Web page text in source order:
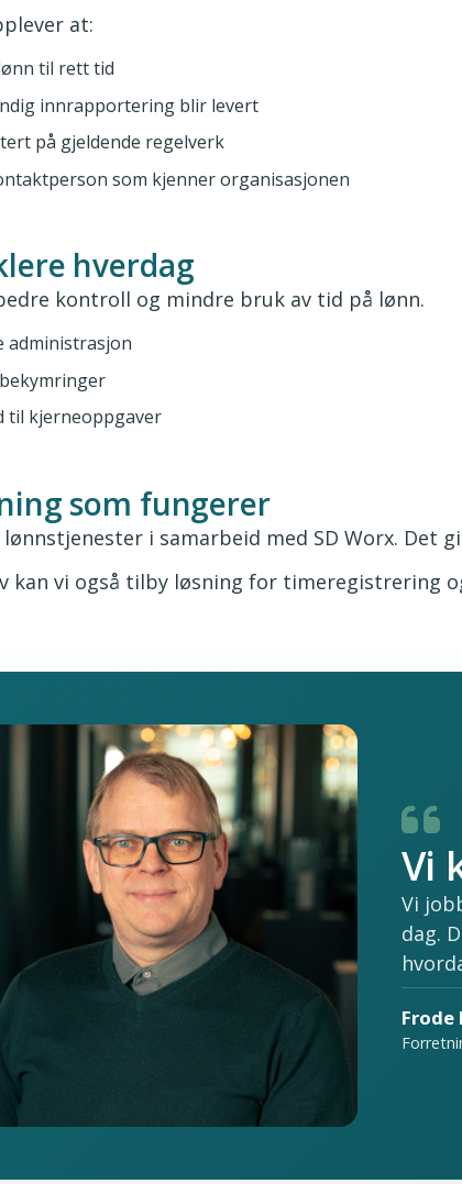
at:
til rett tid
innrapportering blir levert
på gjeldende regelverk
som kjenner organisasjonen
hverdag
kontroll og mindre bruk av tid på lønn.
administrasjon
til kjerneoppgaver
som fungerer
lønnstjenester i samarbeid med SD Worx.
kan vi også tilby løsning for timeregistrering
Vi
Vi
dag.
Frode